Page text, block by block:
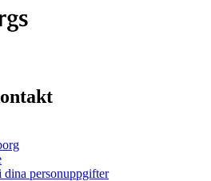
dina personuppgifter